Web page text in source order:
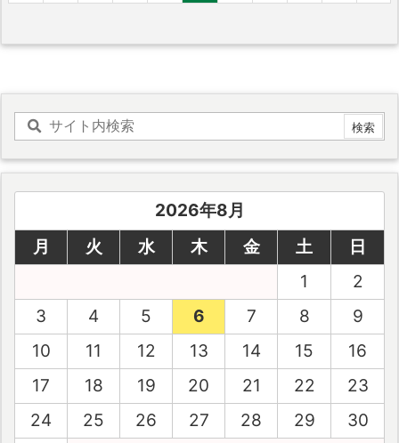
2026年8月
月
火 水 木 金 土
日
1
2
3
4 5 6 7 8
9
10
11 12 13 14 15
16
17
18 19 20 21 22
23
24
25 26 27 28 29
30